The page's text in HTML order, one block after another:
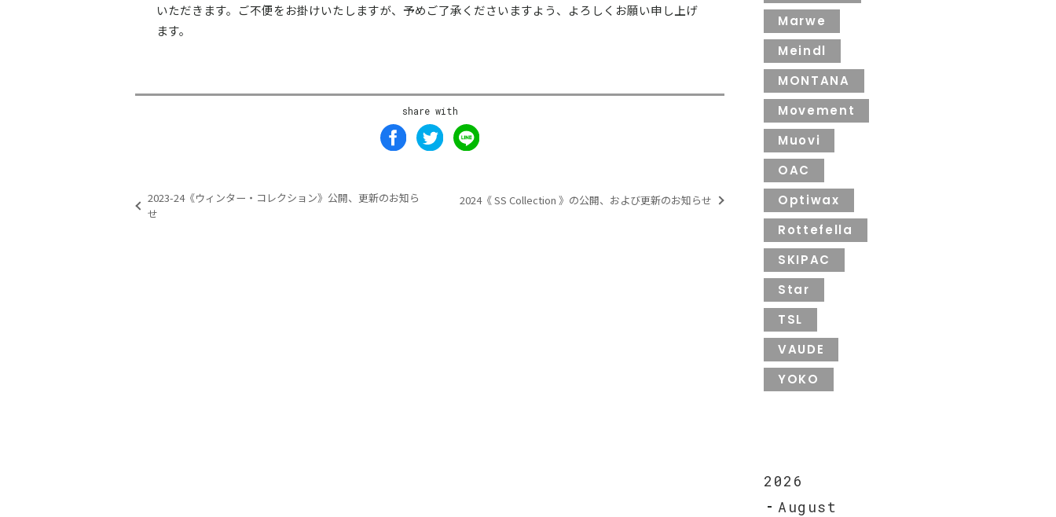
いただきます。ご不便をお掛けいたしますが、予めご了承くださいますよう、よろしくお願い申し上げ
ます。
share with
2024《 SS Collection 》の公開、および更新のお知らせ
2023-24《ウィンター・コレクション》公開、更新のお知ら
せ
Marwe
Meindl
MONTANA
Movement
Muovi
OAC
Optiwax
Rottefella
SKIPAC
Star
TSL
VAUDE
YOKO
2026
August